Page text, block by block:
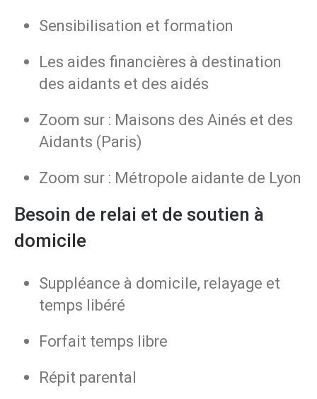
Sensibilisation et formation
Les aides financières à destination
des aidants et des aidés
Zoom sur : Maisons des Ainés et des
Aidants (Paris)
Zoom sur : Métropole aidante de Lyon
Besoin de relai et de soutien à
domicile
Suppléance à domicile, relayage et
temps libéré
Forfait temps libre
Répit parental